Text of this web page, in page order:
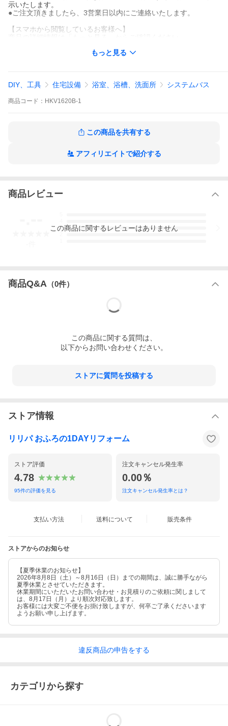
示いたします。
●ご注文頂きましたら、3営業日以内にご連絡いたします。
【スマホから閲覧しているお客様へ】
お気軽に相談ください
もっと見る
DIY、工具 住宅設備 浴室、浴槽、洗面所 システムバス
商品 コード： HKV1620B-1
この商品を共有する
アフィリエイトで紹介する
商品レビュー
3
この商品に関するレビューはありません
商品Q&A （0件）
この商品に関する質問は、
以下からお問い合わせください。
ストアに質問を投稿する
ストア情報
リリパ おふろの1DAYリフォーム
ストア評価
4.78
95件の評価を見る
注文キャンセル発生率
0.00％
注文キャンセル発生率とは？
支払い方法 送料について 販売条件
ストアからのお知らせ
【夏季休業のお知らせ】
2026年8月8日（土）～8月16日（日）までの期間は、誠に勝手ながら
夏季休業とさせていただきます。
休業期間にいただいたお問い合わせ・お見積りのご依頼に関しまして
は、8月17日（月）より順次対応致します。
お客様には大変ご不便をお掛け致しますが、何卒ご了承くださいます
ようお願い申し上げます。
違反商品の申告をする
カテゴリから探す